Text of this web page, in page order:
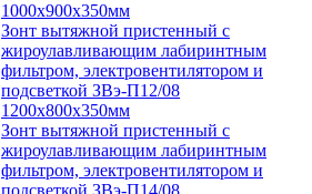
1000х900х350мм
Зонт вытяжной пристенный с
жироулавливающим лабиринтным
фильтром, электровентилятором и
подсветкой ЗВэ-П12/08
1200х800х350мм
Зонт вытяжной пристенный с
жироулавливающим лабиринтным
фильтром, электровентилятором и
подсветкой ЗВэ-П14/08